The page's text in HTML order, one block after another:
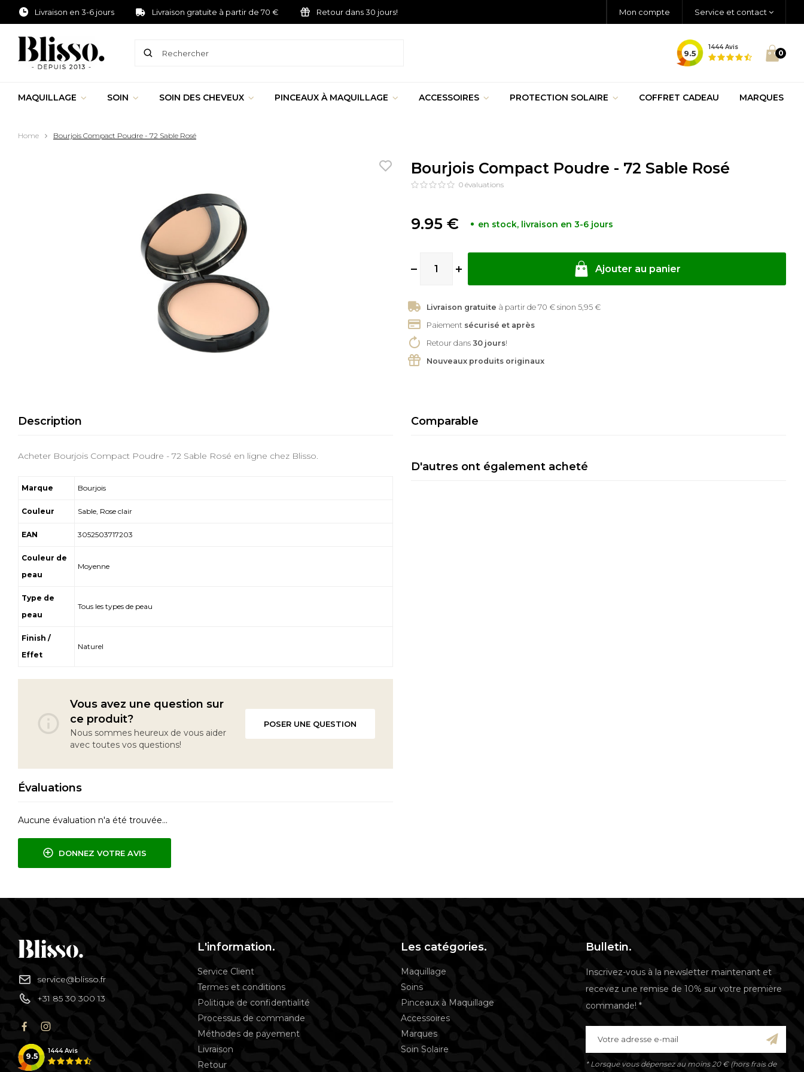
Livraison en 3-6 jours Livraison gratuite à partir de 70 € Retour dans 30 jours! Mon compte Service et contact
9.5
1444Avis
0
MAQUILLAGE SOIN SOIN DES CHEVEUX PINCEAUX À MAQUILLAGE ACCESSOIRES PROTECTION SOLAIRE COFFRET CADEAU MARQUES
Home Bourjois Compact Poudre - 72 Sable Rosé
Bourjois Compact Poudre - 72 Sable Rosé
0évaluations
9.95 € en stock, livraison en 3-6 jours
Ajouter au panier
Livraison gratuite à partir de 70 € sinon 5,95 €
Paiement sécurisé et après
Retour dans 30 jours!
Nouveaux produits originaux
Description
Acheter Bourjois Compact Poudre - 72 Sable Rosé en ligne chez Blisso.
Marque Bourjois
Couleur Sable, Rose clair
EAN 3052503717203
Couleur de
peau
Moyenne
Type de
peau
Tous les types de peau
Finish /
Effet
Naturel
Vous avez une question sur
ce produit?
Nous sommes heureux de vous aider
avec toutes vos questions!
POSER UNE QUESTION
Évaluations
Aucune évaluation n'a été trouvée...
DONNEZ VOTRE AVIS
Comparable
D'autres ont également acheté
service@blisso.fr
+31 85 30 300 13
9.5
1444Avis
L'information.
Service Client
Termes et conditions
Politique de confidentialité
Processus de commande
Méthodes de payement
Livraison
Retour
Les catégories.
Maquillage
Soins
Pinceaux à Maquillage
Accessoires
Marques
Soin Solaire
Bulletin.
Inscrivez-vous à la newsletter maintenant et
recevez une remise de 10% sur votre première
commande! *
* Lorsque vous dépensez au moins 20 € (hors frais de